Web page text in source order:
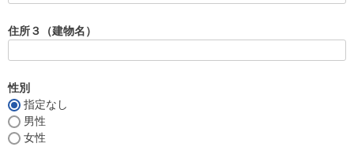
須
)
住所３（建物名）
性別
指定なし
男性
女性